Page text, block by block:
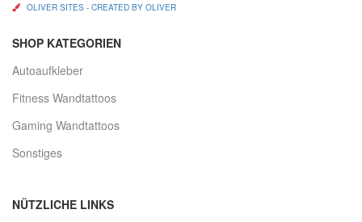
OLIVER SITES - CREATED BY OLIVER
SHOP KATEGORIEN
Autoaufkleber
Fitness Wandtattoos
Gaming Wandtattoos
Sonstiges
NÜTZLICHE LINKS